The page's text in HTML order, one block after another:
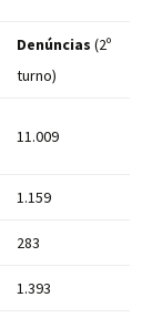
Denúncias (2º
turno)
11.009
1.159
283
1.393